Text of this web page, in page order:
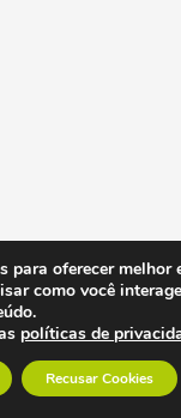
para oferecer melhor
como você
políticas de
Recusar Cookies